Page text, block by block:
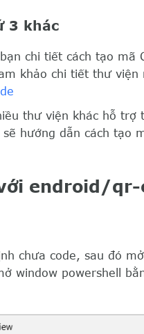
3 khác
chi tiết cách tạo mã
khảo chi tiết thư viện
thư viện khác hỗ trợ
hướng dẫn cách tạo
endroid/qr-
chưa code, sau đó
window powershell